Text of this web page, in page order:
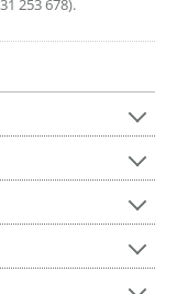
253 678).